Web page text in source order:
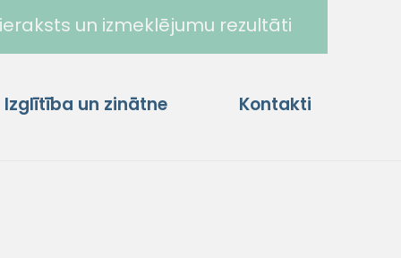
un izmeklējumu rezultāti
Izglītība un zinātne Kontakti